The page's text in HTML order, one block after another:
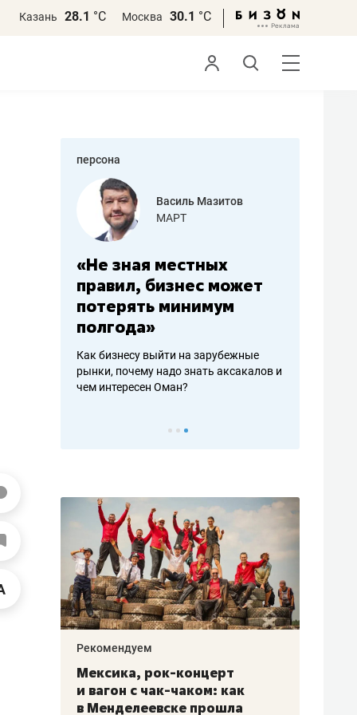
Казань 28.1 °С Москва 30.1 °С
персона
Василь Мазитов
МАРТ
«Не зная местных
правил, бизнес может
потерять минимум
полгода»
Как бизнесу выйти на зарубежные
рынки, почему надо знать аксакалов и
чем интересен Оман?
Рекомендуем
Мексика, рок-концерт
и вагон с чак-чаком: как
в Менделеевске прошла